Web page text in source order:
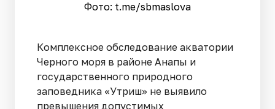
Фото: t.me/sbmaslova
Комплексное обследование акватории
Черного моря в районе Анапы и
государственного природного
заповедника «Утриш» не выявило
превышения допустимых